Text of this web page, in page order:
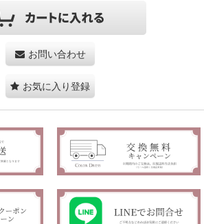
お問い合わせ
お気に入り登録